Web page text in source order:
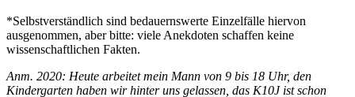
*Selbstverständlich sind bedauernswerte Einzelfälle hiervon
ausgenommen, aber bitte: viele Anekdoten schaffen keine
wissenschaftlichen Fakten.
Anm. 2020: Heute arbeitet mein Mann von 9 bis 18 Uhr, den
Kindergarten haben wir hinter uns gelassen, das K10J ist schon